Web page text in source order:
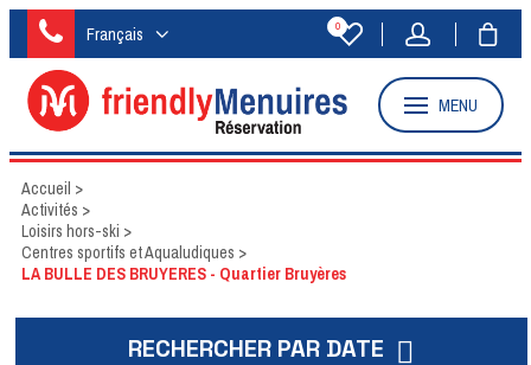
Français 0
MENU
Accueil >
Activités >
Loisirs hors-ski >
Centres sportifs et Aqualudiques >
LA BULLE DES BRUYERES - Quartier Bruyères
RECHERCHER PAR DATE